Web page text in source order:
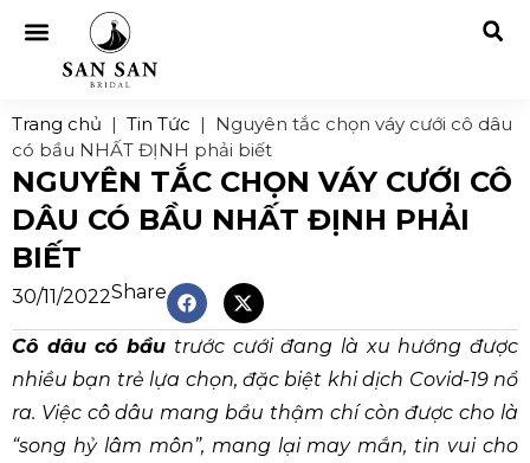
Trang chủ | Tin Tức | Nguyên tắc chọn váy cưới cô dâu
có bầu NHẤT ĐỊNH phải biết
NGUYÊN TẮC CHỌN VÁY CƯỚI CÔ
DÂU CÓ BẦU NHẤT ĐỊNH PHẢI
BIẾT
30/11/2022Share
Cô dâu có bầu trước cưới đang là xu hướng được
nhiều bạn trẻ lựa chọn, đặc biệt khi dịch Covid-19 nổ
ra. Việc cô dâu mang bầu thậm chí còn được cho là
“song hỷ lâm môn”, mang lại may mắn, tin vui cho